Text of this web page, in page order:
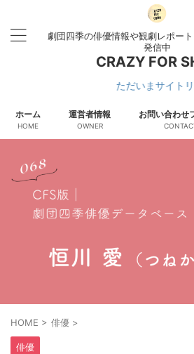
劇団四季の俳優情報や観劇レポー
発信中
CRAZY FOR
ただいまサイトリニ
ホーム
HOME
運営者情報
OWNER
お問い合わせ
HOME > 俳優 >
俳優